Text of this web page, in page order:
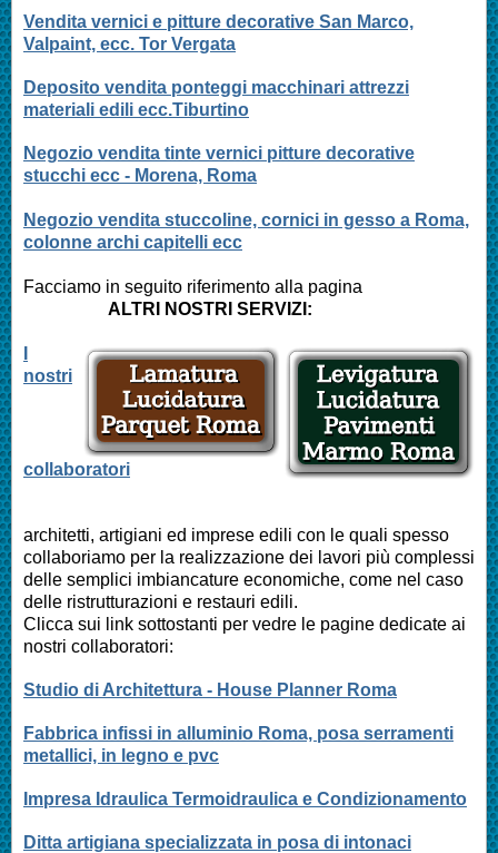
Vendita vernici e pitture decorative San Marco,
Valpaint, ecc. Tor Vergata
Deposito vendita ponteggi macchinari attrezzi
materiali edili ecc.Tiburtino
Negozio vendita tinte vernici pitture decorative
stucchi ecc - Morena, Roma
Negozio vendita stuccoline, cornici in gesso a Roma,
colonne archi capitelli ecc
Facciamo in seguito riferimento alla pagina
ALTRI NOSTRI SERVIZI:
nostri
collaboratori
architetti, artigiani ed imprese edili con le quali spesso
collaboriamo per la realizzazione dei lavori più complessi
delle semplici imbiancature economiche, come nel caso
delle ristrutturazioni e restauri edili.
Clicca sui link sottostanti per vedre le pagine dedicate ai
nostri collaboratori:
Studio di Architettura - House Planner Roma
Fabbrica infissi in alluminio Roma, posa serramenti
metallici, in legno e pvc
Impresa Idraulica Termoidraulica e Condizionamento
Ditta artigiana specializzata in posa di intonaci